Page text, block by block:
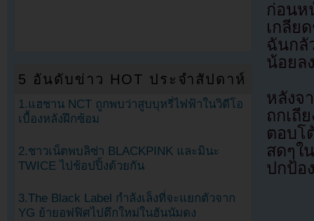
ก่อนห
เกลีย
ฉันกลั
น้อยล
หลังจ
ถกเถี
ตอบโ
สดๆใ
ปกป้อ
5 อันดับข่าว HOT ประจำสัปดาห์
1.แฮชาน NCT ถูกพบว่าสูบบุหรี่ไฟฟ้าในวิดีโอ
เบื้องหลังฝึกซ้อม
2.ชาวเน็ตพบลิซ่า BLACKPINK และมินะ
TWICE ไปช้อปปิ้งด้วยกัน
3.The Black Label กำลังเล็งที่จะแยกตัวจาก
YG ย้ายอฟฟิศไปตึกใหม่ในฮันนัมดง